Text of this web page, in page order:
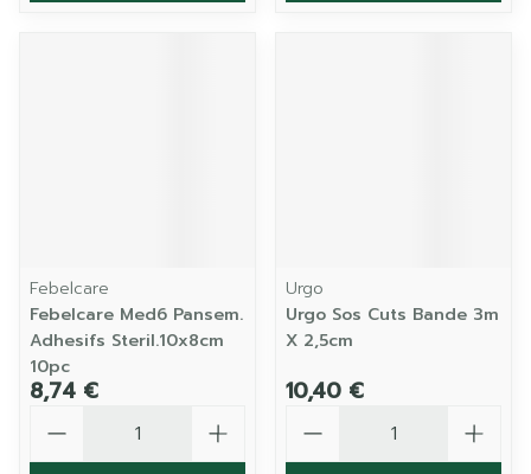
Febelcare
Febelcare Med6 Pansem.
Adhesifs Steril.10x8cm
10pc
8,74 €
Urgo
Urgo Sos Cuts Bande 3m
X 2,5cm
10,40 €